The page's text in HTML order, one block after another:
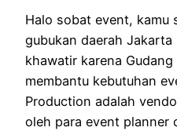
Halo sobat event, kamu
gubukan daerah Jakarta
khawatir karena
membantu kebutuhan
Production adalah
oleh para event planner